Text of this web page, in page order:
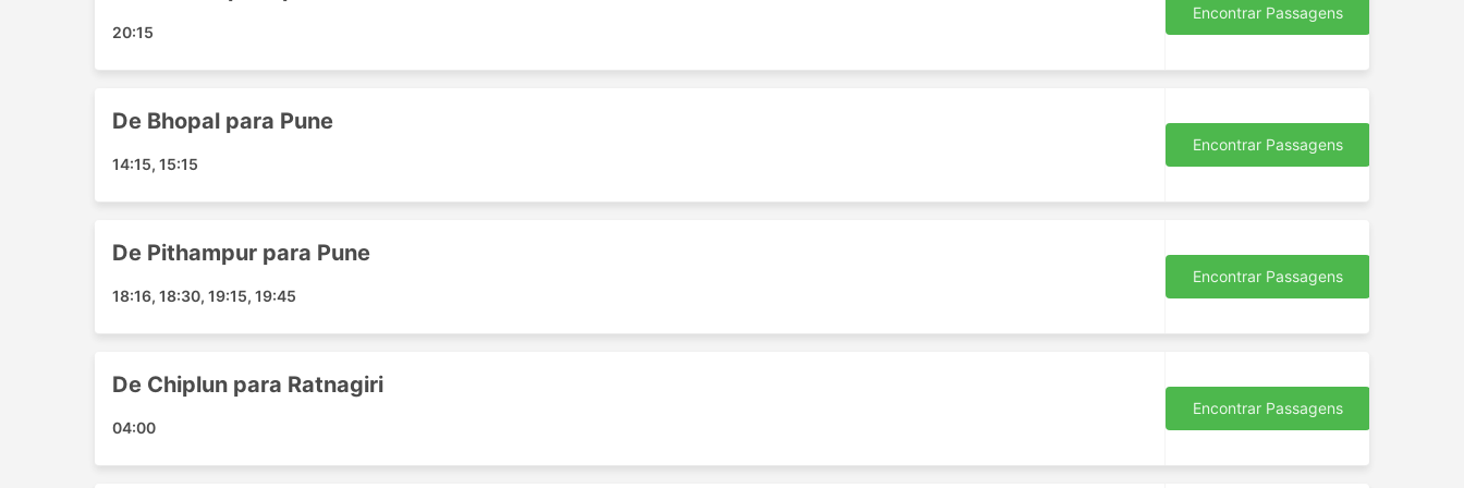
Pune - Ratnagiri
Thane - Nashik
Pune - Ganpatipule
Pune - Indore
Pune - Hyderabad
Indore - Thane
Khamgoan - Aurangabad
Hyderabad - Pune
20:15
Encontrar Passagens
De Bhopal para Pune
14:15, 15:15
Encontrar Passagens
De Pithampur para Pune
18:16, 18:30, 19:15, 19:45
Encontrar Passagens
De Chiplun para Ratnagiri
04:00
Encontrar Passagens